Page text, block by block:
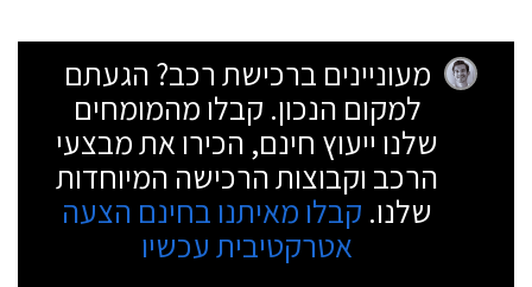
מעוניינים ברכישת רכב? הגעתם
למקום הנכון. קבלו מהמומחים
שלנו ייעוץ חינם, הכירו את מבצעי
הרכב וקבוצות הרכישה המיוחדות
שלנו. קבלו מאיתנו בחינם הצעה
אטרקטיבית עכשיו